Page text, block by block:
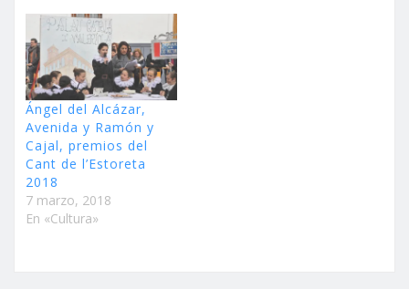
Ángel del Alcázar,
Avenida y Ramón y
Cajal, premios del
Cant de l’Estoreta
2018
7 marzo, 2018
En «Cultura»